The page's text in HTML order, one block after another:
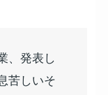
、発表し
苦しいそ